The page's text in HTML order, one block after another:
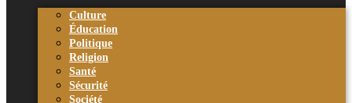
Culture
Éducation
Politique
Religion
Santé
Sécurité
Société